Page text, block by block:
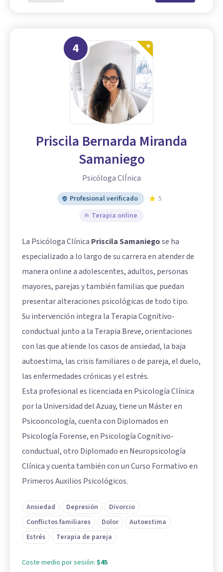
4
Priscila Bernarda Miranda
Samaniego
Psicóloga ClÍnica
Profesional verificado
5
Terapia online
La Psicóloga Clínica Priscila Samaniegose ha
especializado a lo largo de su carrera en atender de
manera online a adolescentes, adultos, personas
mayores, parejas y también familias que puedan
presentar alteraciones psicológicas de todo tipo.
Su intervención integra la Terapia Cognitivo-
conductual junto a la Terapia Breve, orientaciones
con las que atiende los casos de ansiedad, la baja
autoestima, las crisis familiares o de pareja, el duelo,
las enfermedades crónicas y el estrés.
Esta profesional es licenciada en Psicología Clínica
por la Universidad del Azuay, tiene un Máster en
Psicooncología, cuenta con Diplomados en
Psicología Forense, en Psicología Cognitivo-
conductual, otro Diplomado en Neuropsicología
Clínica y cuenta también con un Curso Formativo en
Primeros Auxilios Psicológicos.
Ansiedad Depresión
Divorcio
Conflictos familiares
Dolor
Autoestima
Estrés
Terapia de pareja
Coste medio por sesión: $45